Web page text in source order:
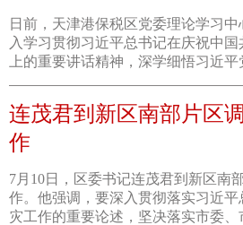
日前，天津港保税区党委理论学习
入学习贯彻习近平总书记在庆祝中
上的重要讲话精神，深学细悟习近平
连茂君到新区南部片区
作
7月10日，区委书记连茂君到新区南
作。他强调，要深入贯彻落实习近
灾工作的重要论述，坚决落实市委、